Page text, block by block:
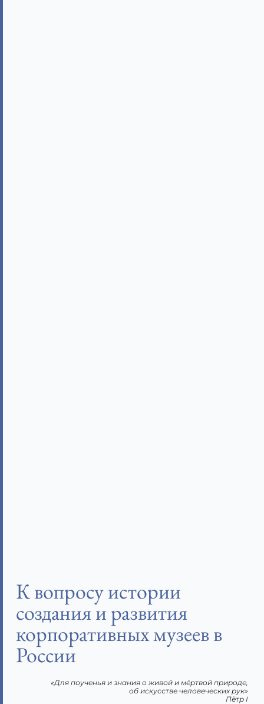
К вопросу истории
создания и развития
корпоративных музеев в
России
«Для поученья и знания о живой и мёртвой природе,
об искусстве человеческих рук»
Пётр I